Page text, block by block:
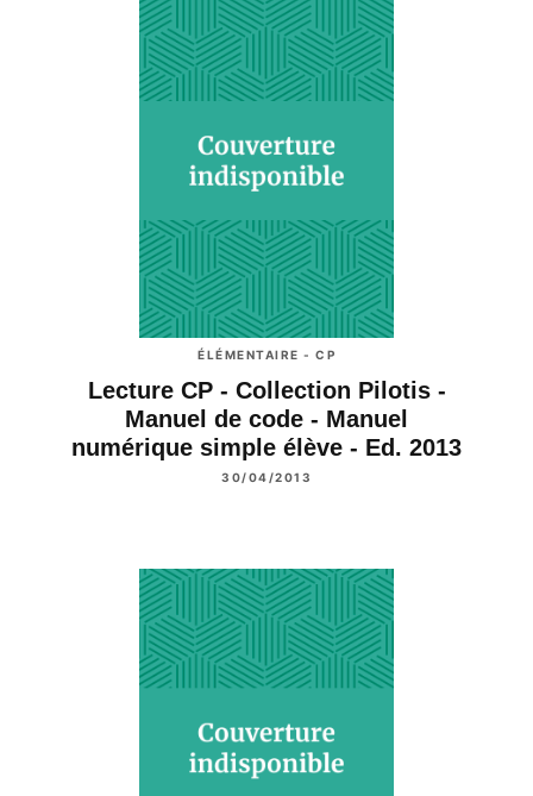
ÉLÉMENTAIRE - CP
Lecture CP - Collection Pilotis -
Manuel de code - Manuel
numérique simple élève - Ed. 2013
30/04/2013